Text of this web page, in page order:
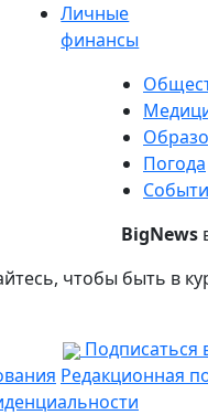
Личные
финансы
Погода
BigNews
чтобы быть в
Подписаться
Редакционная